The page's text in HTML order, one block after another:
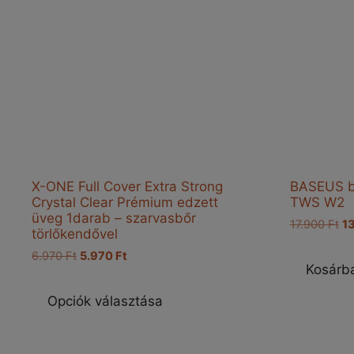
X-ONE Full Cover Extra Strong
Crystal Clear Prémium edzett
üveg 1darab – szarvasbőr
törlőkendővel
6.970Ft Original
6.970 Ft.
5.970 Ft
5.970 Ft.
Opciók választása
BASEUS
TWS W2
17.900Ft